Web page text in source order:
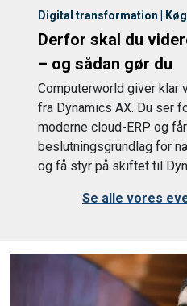
Digital transformation |
Derfor skal du
– og sådan gør du
Computerworld giver klar
fra Dynamics AX. Du ser
moderne cloud-ERP og
beslutningsgrundlag for
og få styr på skiftet til
Se alle vores